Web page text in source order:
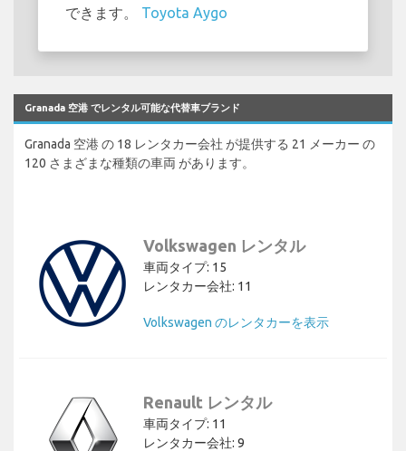
できます。 Toyota Aygo
Granada 空港 でレンタル可能な代替車ブランド
Granada 空港 の 18 レンタカー会社 が提供する 21 メーカー の
120 さまざまな種類の車両 があります。
Volkswagen レンタル
車両タイプ: 15
レンタカー会社: 11
Volkswagen のレンタカーを表示
Renault レンタル
車両タイプ: 11
レンタカー会社: 9